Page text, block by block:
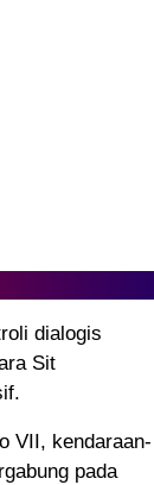
dialogis
Sit
VII, kendaraan-
pada